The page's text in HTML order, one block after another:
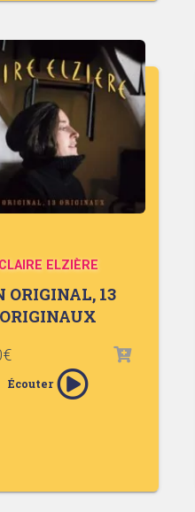
CLAIRE ELZIÈRE
ORIGINAL, 13
ORIGINAUX
€
Écouter